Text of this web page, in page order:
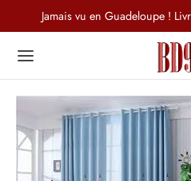
Jamais vu en Guadeloupe !